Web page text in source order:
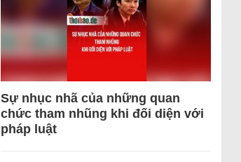
Sự nhục nhã của những quan
chức tham nhũng khi đối diện với
pháp luật